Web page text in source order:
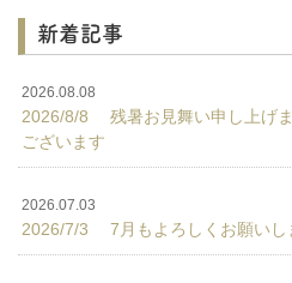
新着記事
2026.08.08
2026/8/8 残暑お見舞い申し上げ
ございます
2026.07.03
2026/7/3 7月もよろしくお願いし